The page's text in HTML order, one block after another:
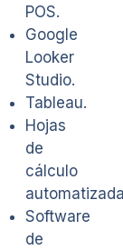
POS.
Google
Looker
Studio.
Tableau.
Hojas
de
cálculo
Software
de